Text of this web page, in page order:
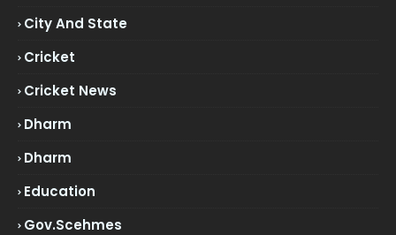
City And State
Cricket
Cricket News
Dharm
Dharm
Education
Gov.scehmes